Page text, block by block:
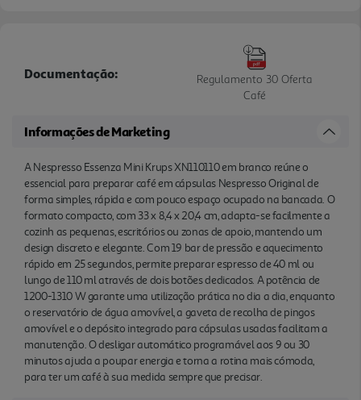
Documentação:
Regulamento 30 Oferta
Café
Informações de Marketing
A Nespresso Essenza Mini Krups XN110110 em branco reúne o
essencial para preparar café em cápsulas Nespresso Original de
forma simples, rápida e com pouco espaço ocupado na bancada. O
formato compacto, com 33 x 8,4 x 20,4 cm, adapta-se facilmente a
cozinh as pequenas, escritórios ou zonas de apoio, mantendo um
design discreto e elegante. Com 19 bar de pressão e aquecimento
rápido em 25 segundos, permite preparar espresso de 40 ml ou
lungo de 110 ml através de dois botões dedicados. A potência de
1200-1310 W garante uma utilização prática no dia a dia, enquanto
o reservatório de água amovível, a gaveta de recolha de pingos
amovível e o depósito integrado para cápsulas usadas facilitam a
manutenção. O desligar automático programável aos 9 ou 30
minutos ajuda a poupar energia e torna a rotina mais cómoda,
para ter um café à sua medida sempre que precisar.